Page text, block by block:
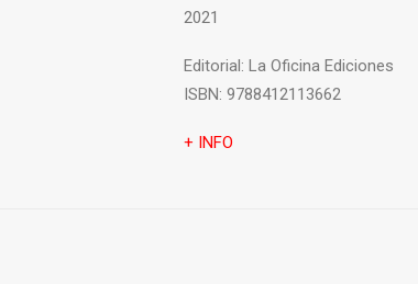
2021
Editorial: La Oficina Ediciones
ISBN: 9788412113662
+ INFO